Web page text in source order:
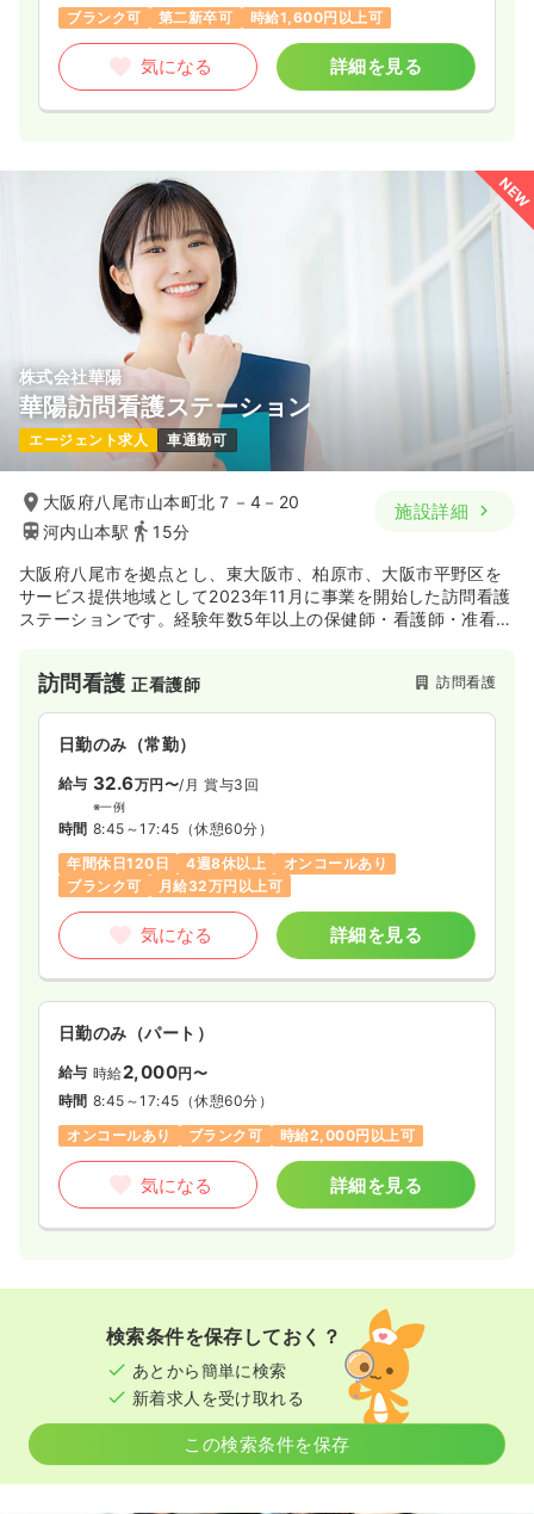
ブランク可
第二新卒可 時給1,600円以上可
気になる 詳細を見る
NEW
株式会社華陽
華陽訪問看護ステーション
エージェント求人 車通勤可
大阪府八尾市山本町北７－4－20
河内山本駅
15分
施設詳細
大阪府八尾市を拠点とし、東大阪市、柏原市、大阪市平野区を
サービス提供地域として2023年11月に事業を開始した訪問看護
ステーションです。経験年数5年以上の保健師・看護師・准看護
のご利用者様が居宅において自立した日常生活を営むことがで
きるよう療養生活の支援を行っており、ご自身の経験を活かし
て地域の方々をサポートしたい方にオススメの施設です。
訪問看護正看護師 訪問看護
日勤のみ（常勤）
給与 32.6万円〜/月 賞与3回
※一例
時間 8:45～17:45 （休憩60分）
年間休日120日
4週8休以上
オンコールあり
ブランク可
月給32万円以上可
気になる 詳細を見る
日勤のみ（パート）
給与 時給2,000円〜
時間 8:45～17:45 （休憩60分）
オンコールあり
ブランク可 時給2,000円以上可
気になる 詳細を見る
検索条件を保存しておく？
あとから簡単に検索
新着求人を受け取れる
この検索条件を保存